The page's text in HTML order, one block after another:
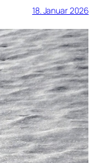
18. Januar 2026